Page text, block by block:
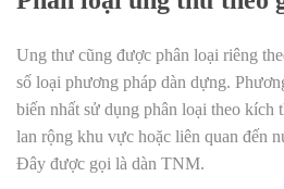
Ung thư cũng được phân loại riêng
số loại phương pháp dàn dựng.
biến nhất sử dụng phân loại theo
lan rộng khu vực hoặc liên quan đến
Đây được gọi là dàn TNM.